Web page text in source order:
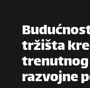
tržišta
razvojne